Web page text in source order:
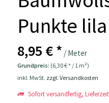
Punkte lila
8,95 € * / Meter
Grundpreis: (6,30 € * / 1 m²)
inkl. MwSt. zzgl. Versandkosten
Sofort versandfertig,